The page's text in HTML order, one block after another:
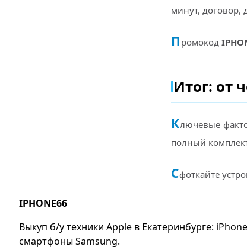
минут, договор,
П ромокод
Итог: от
Ключевые
полный
Сфоткайте
IPHONE66
Выкуп б/у техники Apple в Екатеринбурге:
смартфоны Samsung.